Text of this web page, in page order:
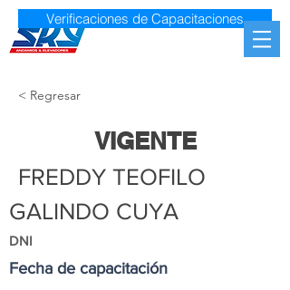
Verificaciones de Capacitaciones
< Regresar
VIGENTE
FREDDY TEOFILO
GALINDO CUYA
DNI
Fecha de capacitación